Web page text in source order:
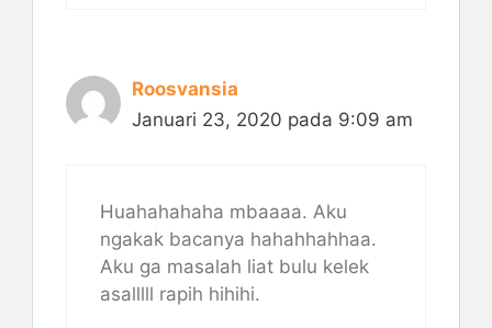
Roosvansia
Januari 23, 2020 pada 9:09 am
Huahahahaha mbaaaa. Aku
ngakak bacanya hahahhahhaa.
Aku ga masalah liat bulu kelek
asalllll rapih hihihi.